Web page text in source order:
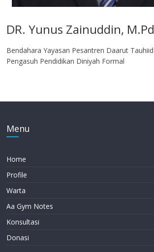
DR. Yunus Zainuddin, M.Pd
Bendahara Yayasan Pesantren Daarut Tauhiid
Pengasuh Pendidikan Diniyah Formal
Menu
Home
Profile
Warta
Aa Gym Notes
Konsultasi
Donasi